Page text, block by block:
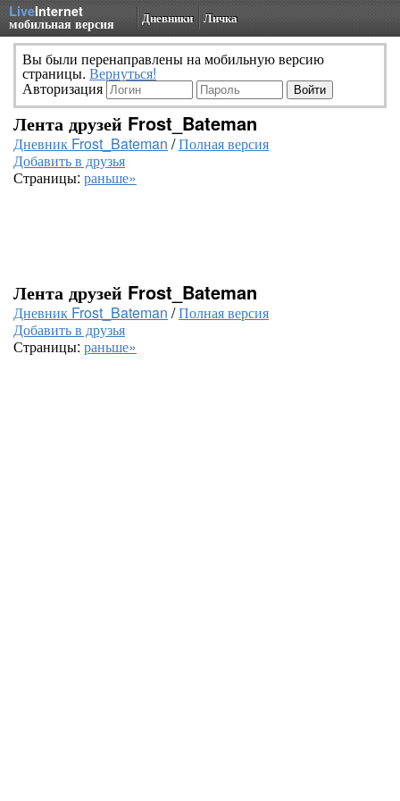
LiveInternet
мобильная версия Дневники Личка
Вы были перенаправлены на мобильную версию
страницы. Вернуться!
Авторизация
Лента друзей Frost_Bateman
Дневник Frost_Bateman /Полная версия
Добавить в друзья
Страницы: раньше»
Лента друзей Frost_Bateman
Дневник Frost_Bateman /Полная версия
Добавить в друзья
Страницы: раньше»